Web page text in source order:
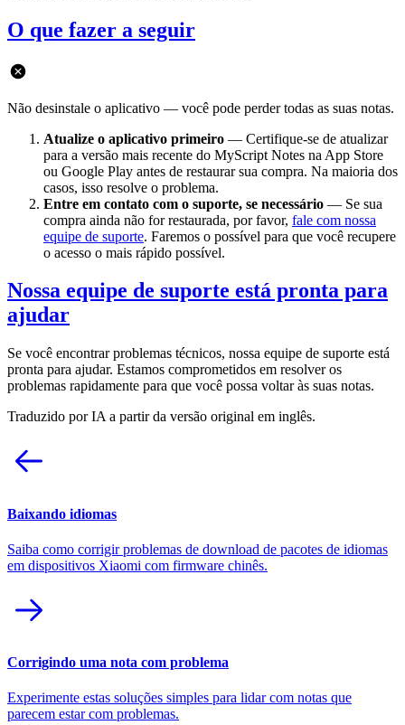
O que fazer a seguir
Não desinstale o aplicativo — você pode perder todas as suas notas.
Atualize o aplicativo primeiro — Certifique-se de atualizar
para a versão mais recente do MyScript Notes na App Store
ou Google Play antes de restaurar sua compra. Na maioria dos
casos, isso resolve o problema.
Entre em contato com o suporte, se necessário — Se sua
compra ainda não for restaurada, por favor, fale com nossa
equipe de suporte. Faremos o possível para que você recupere
o acesso o mais rápido possível.
Nossa equipe de suporte está pronta para
ajudar
Se você encontrar problemas técnicos, nossa equipe de suporte está
pronta para ajudar. Estamos comprometidos em resolver os
problemas rapidamente para que você possa voltar às suas notas.
Traduzido por IA a partir da versão original em inglês.
Baixando idiomas
Saiba como corrigir problemas de download de pacotes de idiomas
em dispositivos Xiaomi com firmware chinês.
Corrigindo uma nota com problema
Experimente estas soluções simples para lidar com notas que
parecem estar com problemas.